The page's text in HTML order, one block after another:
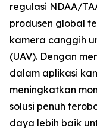
regulasi NDAA/
produsen global
kamera canggih
(UAV). Dengan
dalam aplikasi
meningkatkan
solusi penuh
daya lebih baik